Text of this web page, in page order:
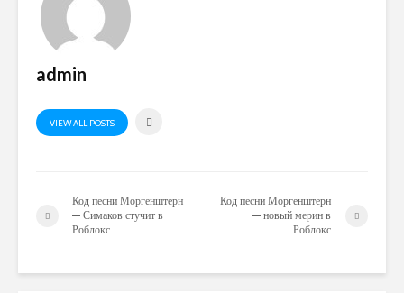
admin
VIEW ALL POSTS
Код песни Моргенштерн
— Симаков стучит в
Роблокс
Код песни Моргенштерн
— новый мерин в
Роблокс